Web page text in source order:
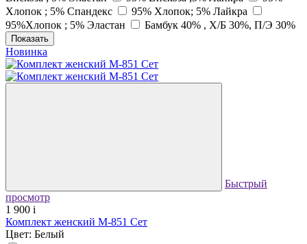
Хлопок ; 5% Спандекс
95% Хлопок; 5% Лайкра
95%Хлопок ; 5% Эластан
Бамбук 40% , Х/Б 30%, П/Э 30%
Показать
Новинка
Быстрый
просмотр
1 900 i
Комплект женский М-851 Сет
Цвет: Белый